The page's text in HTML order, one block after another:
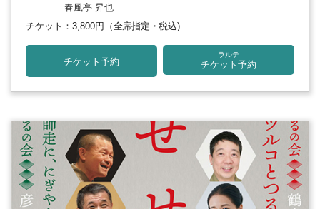
春風亭 昇也
チケット：3,800円 （全席指定・税込)
チケット予約
ラルテ
チケット予約